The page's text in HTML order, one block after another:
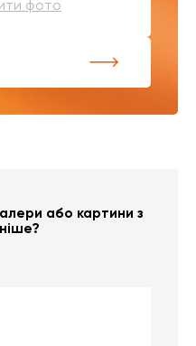
фото
або картини з